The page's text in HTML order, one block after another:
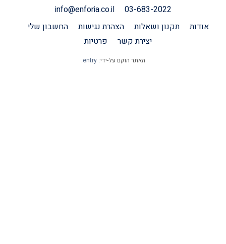
03-683-2022
info@enforia.co.il
אודות
תקנון ושאלות הצהרת נגישות
החשבון שלי
יצירת קשר
פרטיות
האתר הוקם על-ידי:entry
.